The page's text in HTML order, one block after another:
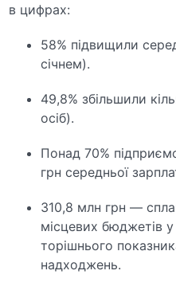
в цифрах:
58% підвищили
січнем).
49,8% збільшили
осіб).
Понад 70%
грн середньої
310,8 млн грн —
місцевих бюджетів
торішнього
надходжень.